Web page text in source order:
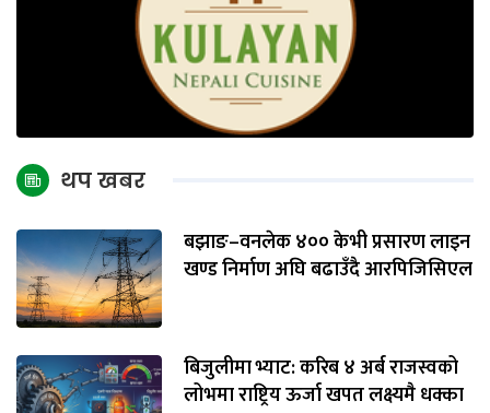
थप खबर
बझाङ–वनलेक ४०० केभी प्रसारण लाइन
खण्ड निर्माण अघि बढाउँदै आरपिजिसिएल
बिजुलीमा भ्याट: करिब ४ अर्ब राजस्वको
लोभमा राष्ट्रिय ऊर्जा खपत लक्ष्यमै धक्का